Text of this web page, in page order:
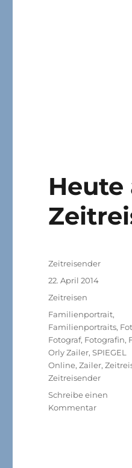
Heute
Autor
Zeitreisender
Veröffentlicht
am
22. April 2014
Kategorien
Zeitreisen
Schlagwörter
Familienportrait,
Familienportraits,
Fotograf, Fotografin,
Orly Zailer,SPIEGEL
Online,Zailer,
Zeitreisender
Schreibe einen
Kommentarzu